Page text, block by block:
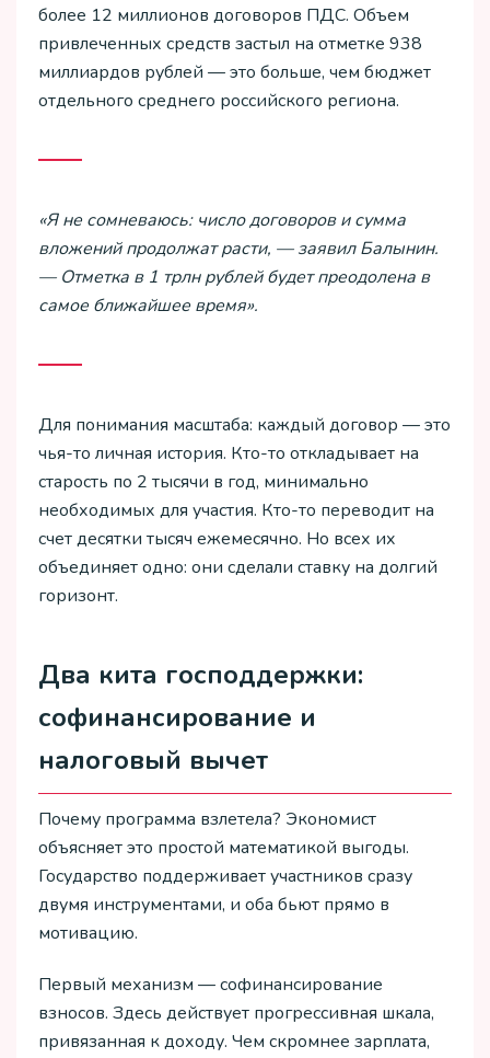
более 12 миллионов договоров ПДС. Объем
привлеченных средств застыл на отметке 938
миллиардов рублей — это больше, чем бюджет
отдельного среднего российского региона.
«Я не сомневаюсь: число договоров и сумма
вложений продолжат расти, — заявил Балынин.
— Отметка в 1 трлн рублей будет преодолена в
самое ближайшее время».
Для понимания масштаба: каждый договор — это
чья-то личная история. Кто-то откладывает на
старость по 2 тысячи в год, минимально
необходимых для участия. Кто-то переводит на
счет десятки тысяч ежемесячно. Но всех их
объединяет одно: они сделали ставку на долгий
горизонт.
Два кита господдержки:
софинансирование и
налоговый вычет
Почему программа взлетела? Экономист
объясняет это простой математикой выгоды.
Государство поддерживает участников сразу
двумя инструментами, и оба бьют прямо в
мотивацию.
Первый механизм — софинансирование
взносов. Здесь действует прогрессивная шкала,
привязанная к доходу. Чем скромнее зарплата,